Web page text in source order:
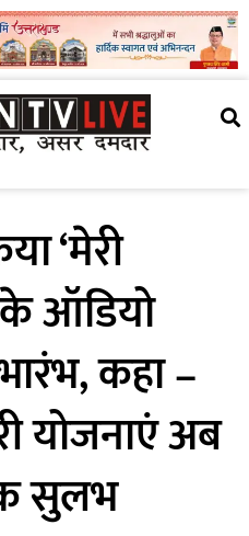
‘मेरी
ऑडियो
कहा –
योजनाएं अब
सुलभ